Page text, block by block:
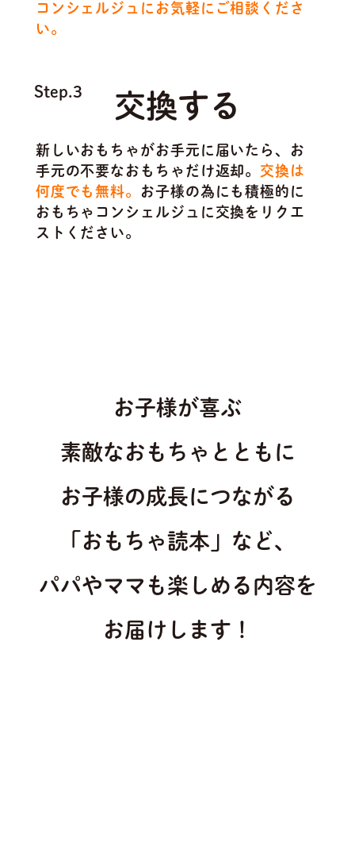
コンシェルジュにお気軽にご相談くださ
い。
Step.3 交換する
新しいおもちゃがお手元に届いたら、お
手元の不要なおもちゃだけ返却。 交換は
何度でも無料。
お子様の為にも積極的に
おもちゃコンシェルジュに交換をリクエ
ストください。
お子様が喜ぶ
素敵なおもちゃとともに
お子様の成長につながる
「おもちゃ読本」など、
パパやママも楽しめる内容を
お届けします！